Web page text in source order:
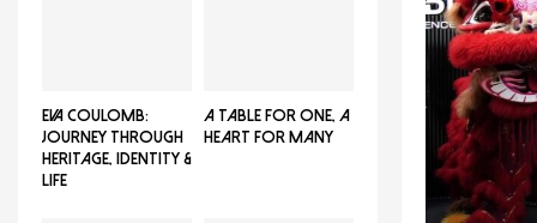
EVA COULOMB:
JOURNEY THROUGH
HERITAGE, IDENTITY &
LIFE
A TABLE FOR ONE, A
HEART FOR MANY